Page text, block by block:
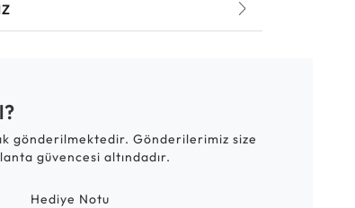
gönderilmektedir. Gönderilerimiz size
güvencesi altındadır.
Hediye Notu